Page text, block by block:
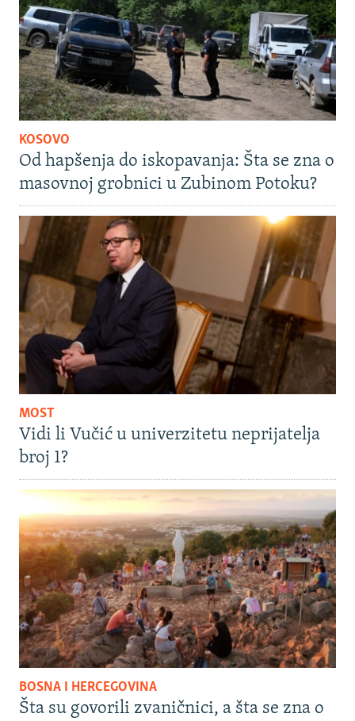
KOSOVO
Od hapšenja do iskopavanja: Šta se zna o
masovnoj grobnici u Zubinom Potoku?
MOST
Vidi li Vučić u univerzitetu neprijatelja
broj 1?
BOSNA I HERCEGOVINA
Šta su govorili zvaničnici, a šta se zna o